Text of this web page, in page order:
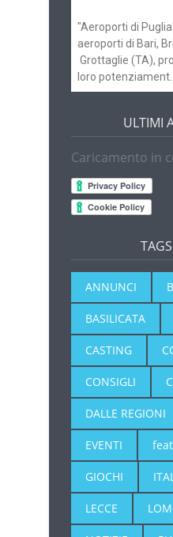
"Aeroporti di
aeroporti di Bari,
Grottaglie (TA),
loro
ULTIMI
Caricamento in
ANNUNCI
BASILICATA
CASTING
CONSIGLI
DALLE REGIONI
EVENTI
GIOCHI
LECCE